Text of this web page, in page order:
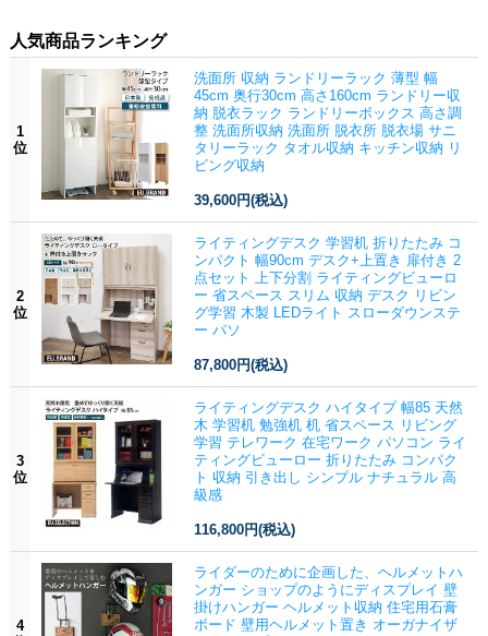
人気商品ランキング
1
位
洗面所 収納 ランドリーラック 薄型 幅
45cm 奥行30cm 高さ160cm ランドリー収
納 脱衣ラック ランドリーボックス 高さ調
整 洗面所収納 洗面所 脱衣所 脱衣場 サニ
タリーラック タオル収納 キッチン収納 リ
ビング収納
39,600円(税込)
2
位
ライティングデスク 学習机 折りたたみ コ
ンパクト 幅90cm デスク+上置き 扉付き 2
点セット 上下分割 ライティングビューロ
ー 省スペース スリム 収納 デスク リビン
グ学習 木製 LEDライト スローダウンステ
ー パソ
87,800円(税込)
3
位
ライティングデスク ハイタイプ 幅85 天然
木 学習机 勉強机 机 省スペース リビング
学習 テレワーク 在宅ワーク パソコン ライ
ティングビューロー 折りたたみ コンパク
ト 収納 引き出し シンプル ナチュラル 高
級感
116,800円(税込)
4
ライダーのために企画した、ヘルメットハ
ンガー ショップのようにディスプレイ 壁
掛けハンガー ヘルメット収納 住宅用石膏
ボード 壁用ヘルメット置き オーガナイザ